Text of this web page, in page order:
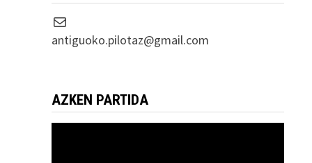
Correo electrónico
antiguoko.pilotaz@gmail.com
AZKEN PARTIDA